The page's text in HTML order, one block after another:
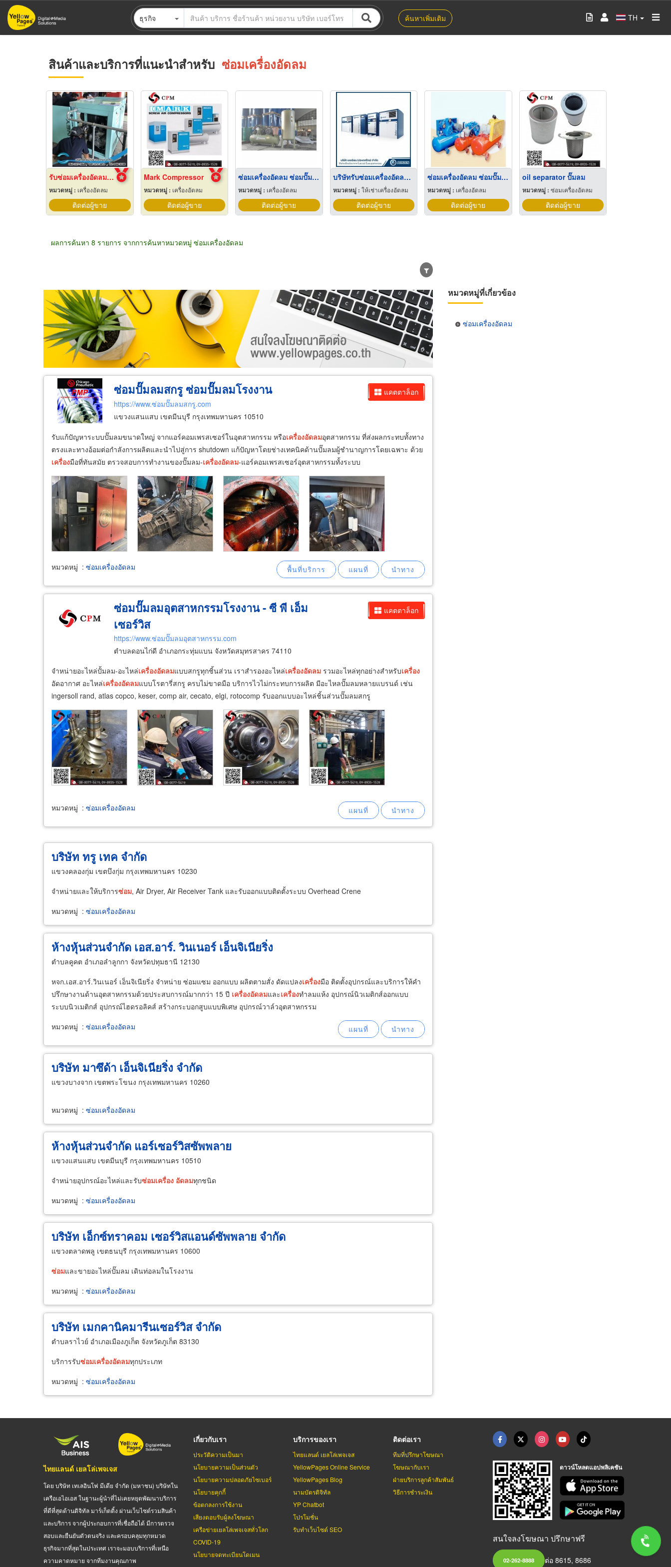
ข้าม
ไป
ธุรกิจ ค้นหาเพิ่มเติม TH
สินค้าและบริการที่แนะนำสำหรับ ซ่อมเครื่องอัดลม
รับซ่อมเครื่องอัดลมอุตสาหกรรม
หมวดหมู่ : เครื่องอัดลม
ติดต่อผู้ขาย
Mark Compressor
หมวดหมู่ : เครื่องอัดลม
ติดต่อผู้ขาย
ซ่อมเครื่องอัดลม ซ่อมปั๊มลม
หมวดหมู่ : เครื่องอัดลม
ติดต่อผู้ขาย
บริษัทรับซ่อมเครื่องอัดลม เครื่องอัดอากาศออยล์ฟรี ระยอง
หมวดหมู่ : ให้เช่าเครื่องอัดลม
ติดต่อผู้ขาย
ซ่อมเครื่องอัดลม ซ่อมปั๊มลม เครื่องอัดลมเก่า เครื่องอัดลม
หมวดหมู่ : เครื่องอัดลม
ติดต่อผู้ขาย
oil separator ปั๊มลม
หมวดหมู่ : ซ่อมเครื่องอัดลม
ติดต่อผู้ขาย
ผลการค้นหา 8 รายการ จากการค้นหาหมวดหมู่ ซ่อมเครื่องอัดลม
ขายส่ง ขายปลีก ผู้ผลิต ตัวแทนจัดจำหน่าย ผู้ส่งออก/นำเข้า ธุรกิจบริการ
แคตตาล็อก
ซ่อมปั๊มลมสกรู ซ่อมปั๊มลมโรงงาน
https://www.ซ่อมปั๊มลมสกรู.com
แขวงแสนแสบ เขตมีนบุรี กรุงเทพมหานคร 10510
รับแก้ปัญหาระบบปั๊มลมขนาดใหญ่ จากแอร์คอมเพรสเซอร์ในอุตสาหกรรม หรือเครื่องอัดลมอุตสาหกรรม ที่ส่งผลกระทบทั้งทาง
ตรงและทางอ้อมต่อกำลังการผลิตและนำไปสู่การ shutdown แก้ปัญหาโดยช่างเทคนิคด้านปั๊มลมผู้ชำนาญการโดยเฉพาะ ด้วย
เครื่องมือที่ทันสมัย ตรวจสอบการทำงานของปั๊มลม-เครื่องอัดลม-แอร์คอมเพรสเซอร์อุตสาหกรรมทั้งระบบ
หมวดหมู่ : ซ่อมเครื่องอัดลม
แคตตาล็อก
ซ่อมปั๊มลมอุตสาหกรรมโรงงาน - ซี พี เอ็ม
เซอร์วิส
https://www.ซ่อมปั๊มลมอุตสาหกรรม.com
ตำบลดอนไก่ดี อำเภอกระทุ่มแบน จังหวัดสมุทรสาคร 74110
จำหน่ายอะไหล่ปั้มลม-อะไหล่เครื่องอัดลมแบบสกรูทุกชิ้นส่วน เราสำรองอะไหล่เครื่องอัดลม รวมอะไหล่ทุกอย่างสำหรับเครื่อง
อัดอากาศ อะไหล่เครื่องอัดลมแบบโรตารี่สกรู ครบไม่ขาดมือ บริการไวไม่กระทบการผลิต มีอะไหลปั๊มลมหลายแบรนด์ เช่น
ingersoll rand, atlas copco, keser, comp air, cecato, elgi, rotocomp รับออกแบบอะไหล่ชิ้นส่วนปั๊มลมสกรู
หมวดหมู่ : ซ่อมเครื่องอัดลม
บริษัท ทรู เทค จำกัด
แขวงคลองกุ่ม เขตบึงกุ่ม กรุงเทพมหานคร 10230
จำหน่ายและให้บริการซ่อม, Air Dryer, Air Receiver Tank และรับออกแบบติดตั้งระบบ Overhead Crene
หมวดหมู่ : ซ่อมเครื่องอัดลม
ห้างหุ้นส่วนจำกัด เอส.อาร์. วินเนอร์ เอ็นจิเนียริ่ง
ตำบลคูคต อำเภอลำลูกกา จังหวัดปทุมธานี 12130
หจก.เอส.อาร์.วินเนอร์ เอ็นจิเนียริ่ง จำหน่าย ซ่อมแซม ออกแบบ ผลิตตามสั่ง ดัดแปลงเครื่องมือ ติดตั้งอุปกรณ์และบริการให้คำ
ปรึกษางานด้านอุตสาหกรรมด้วยประสบการณ์มากกว่า 15 ปี เครื่องอัดลมและเครื่องทำลมแห้ง อุปกรณ์นิวเมติกส์ออกแบบ
ระบบนิวเมติกส์ อุปกรณ์ไฮดรอลิคส์ สร้างกระบอกสูบแบบพิเศษ อุปกรณ์วาล์วอุตสาหกรรม
หมวดหมู่ : ซ่อมเครื่องอัดลม
บริษัท มาซึด้า เอ็นจิเนียริ่ง จำกัด
แขวงบางจาก เขตพระโขนง กรุงเทพมหานคร 10260
หมวดหมู่ : ซ่อมเครื่องอัดลม
ห้างหุ้นส่วนจำกัด แอร์เซอร์วิสซัพพลาย
แขวงแสนแสบ เขตมีนบุรี กรุงเทพมหานคร 10510
จำหน่ายอุปกรณ์อะไหล่และรับซ่อมเครื่อง อัดลมทุกชนิด
หมวดหมู่ : ซ่อมเครื่องอัดลม
บริษัท เอ็กซ์ทราคอม เซอร์วิสแอนด์ซัพพลาย จำกัด
แขวงตลาดพลู เขตธนบุรี กรุงเทพมหานคร 10600
ซ่อมและขายอะไหล่ปั๊มลม เดินท่อลมในโรงงาน
หมวดหมู่ : ซ่อมเครื่องอัดลม
บริษัท เมกคานิคมารีนเซอร์วิส จำกัด
ตำบลราไวย์ อำเภอเมืองภูเก็ต จังหวัดภูเก็ต 83130
บริการรับซ่อมเครื่องอัดลมทุกประเภท
หมวดหมู่ : ซ่อมเครื่องอัดลม
หมวดหมู่ที่เกี่ยวข้อง
ซ่อมเครื่องอัดลม
ไทยแลนด์ เยลโล่เพจเจส
โดย บริษัท เทเลอินโฟ มีเดีย จำกัด (มหาชน) บริษัทใน
เครือเอไอเอส ในฐานะผู้นำที่ไม่เคยหยุดพัฒนาบริการ
ที่ดีที่สุดด้านดิจิทัล มาร์เก็ตติ้ง ผ่านเว็บไซต์รวมสินค้า
และบริการ จากผู้ประกอบการที่เชื่อถือได้ มีการตรวจ
สอบและยืนยันตัวตนจริง และครอบคลุมทุกหมวด
ธุรกิจมากที่สุดในประเทศ เราจะมอบบริการที่เหนือ
ความคาดหมาย จากทีมงานคุณภาพ
เกี่ยวกับเรา
ประวัติความเป็นมา
นโยบายความเป็นส่วนตัว
นโยบายความปลอดภัยไซเบอร์
นโยบายคุกกี้
ข้อตกลงการใช้งาน
เสียงตอบรับผู้ลงโฆษณา
เครือข่ายเยลโล่เพจเจสทั่วโลก
COVID-19
นโยบายจดทะเบียนโดเมน
บริการของเรา
ไทยแลนด์ เยลโล่เพจเจส
YellowPages Online Service
YellowPages Blog
นามบัตรดิจิทัล
YP Chatbot
โปรโมชั่น
รับทำเว็บไซต์ SEO
ติดต่อเรา
ทีมที่ปรึกษาโฆษณา
โฆษณากับเรา
ฝ่ายบริการลูกค้าสัมพันธ์
วิธีการชำระเงิน
ดาวน์โหลดแอปพลิเคชัน
สนใจลงโฆษณา ปรึกษาฟรี
02-262-8888 ต่อ 8615, 8686